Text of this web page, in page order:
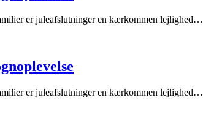
er juleafslutninger en kærkommen lejlighed…
er juleafslutninger en kærkommen lejlighed…